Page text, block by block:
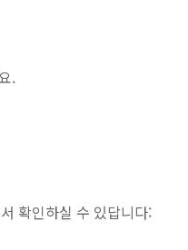
.
확인하실 수 있답니다: